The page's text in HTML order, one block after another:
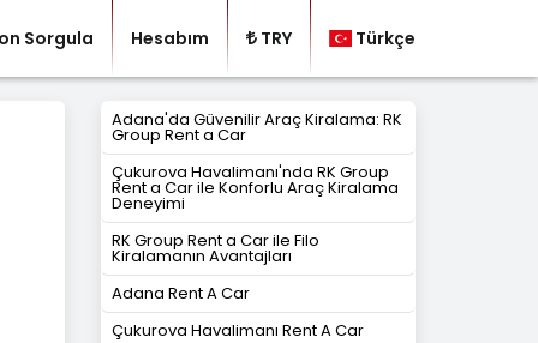
Sorgula Hesabım TRY Türkçe
Adana'da Güvenilir Araç Kiralama: RK
Group Rent a Car
Çukurova Havalimanı'nda RK Group
Rent a Car ile Konforlu Araç Kiralama
Deneyimi
RK Group Rent a Car ile Filo
Kiralamanın Avantajları
Adana Rent A Car
Çukurova Havalimanı Rent A Car